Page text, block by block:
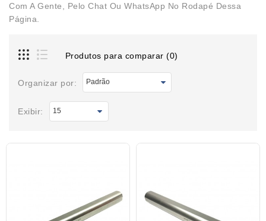
Com A Gente, Pelo Chat Ou WhatsApp No Rodapé Dessa
Página.
Produtos para comparar (0)
Organizar por:
Exibir: